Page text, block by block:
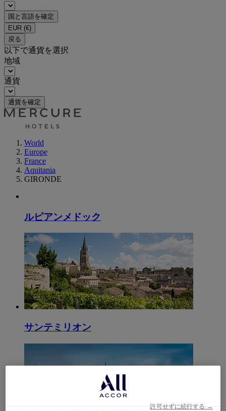
国と言語を確定
EUR (€)
戻る
以下で通貨を選択
地域
通貨
通貨を確定
World
Europe
France
Aquitania
GIRONDE
ルピアンメドック
サンテミリオン
許可せずに続行する →